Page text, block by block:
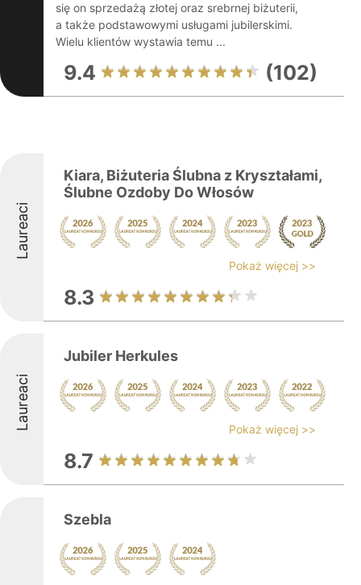
się on sprzedażą złotej oraz srebrnej biżuterii,
a także podstawowymi usługami jubilerskimi.
Wielu klientów wystawia temu ...
9.4 (102)
Laureaci
Kiara, Biżuteria Ślubna z Kryształami,
Ślubne Ozdoby Do Włosów
Pokaż więcej >>
8.3
Laureaci
Jubiler Herkules
Pokaż więcej >>
8.7
Szebla